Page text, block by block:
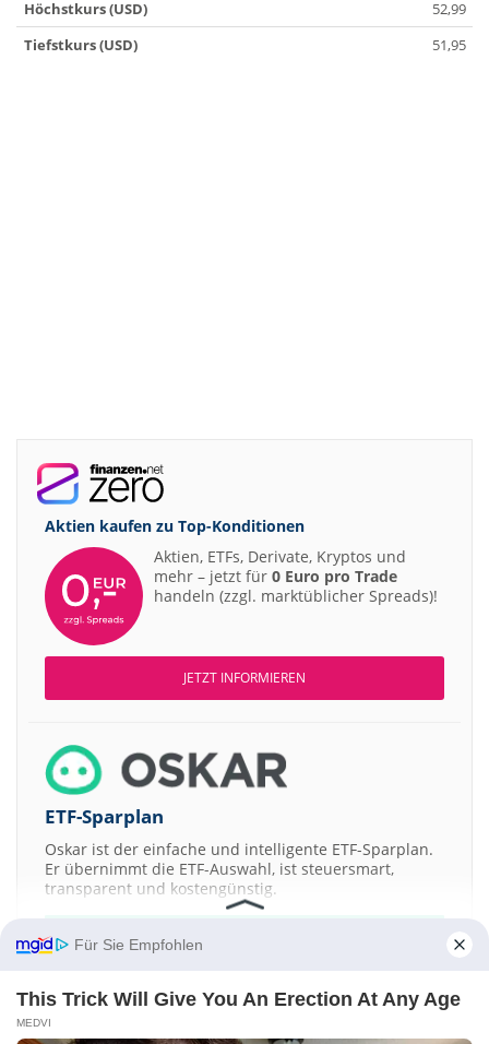
Höchstkurs (USD)
52,99
Tiefstkurs (USD)
51,95
Aktien kaufen zu Top-Konditionen
Aktien, ETFs, Derivate, Kryptos und
mehr – jetzt für 0 Euro pro Trade
handeln (zzgl. marktüblicher Spreads)!
JETZT INFORMIEREN
ETF-Sparplan
Oskar ist der einfache und intelligente ETF-Sparplan.
Er übernimmt die ETF-Auswahl, ist steuersmart,
transparent und kostengünstig.
Für Sie Empfohlen
This Trick Will Give You An Erection At Any Age
MEDVI